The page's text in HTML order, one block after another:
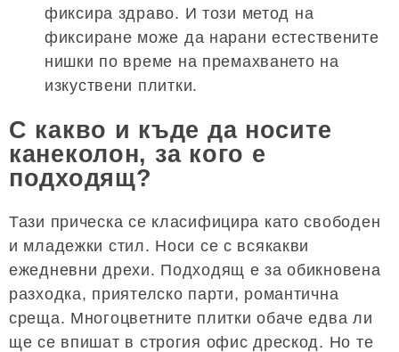
фиксира здраво. И този метод на
фиксиране може да нарани естествените
нишки по време на премахването на
изкуствени плитки.
С какво и къде да носите
канеколон, за кого е
подходящ?
Тази прическа се класифицира като свободен
и младежки стил. Носи се с всякакви
ежедневни дрехи. Подходящ е за обикновена
разходка, приятелско парти, романтична
среща. Многоцветните плитки обаче едва ли
ще се впишат в строгия офис дрескод. Но те